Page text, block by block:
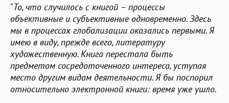
"То, что случилось с книгой – процессы
объективные и субъективные одновременно. Здесь
мы в процессах глобализации оказались первыми. Я
имею в виду, прежде всего, литературу
художественную. Книга перестала быть
предметом сосредоточенного интереса, уступая
место другим видам деятельности. Я бы поспорил
относительно электронной книги: время уже ушло.